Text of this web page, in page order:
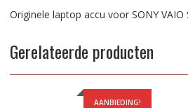
Originele laptop accu voor SONY VAIO
Gerelateerde producten
AANBIEDING!